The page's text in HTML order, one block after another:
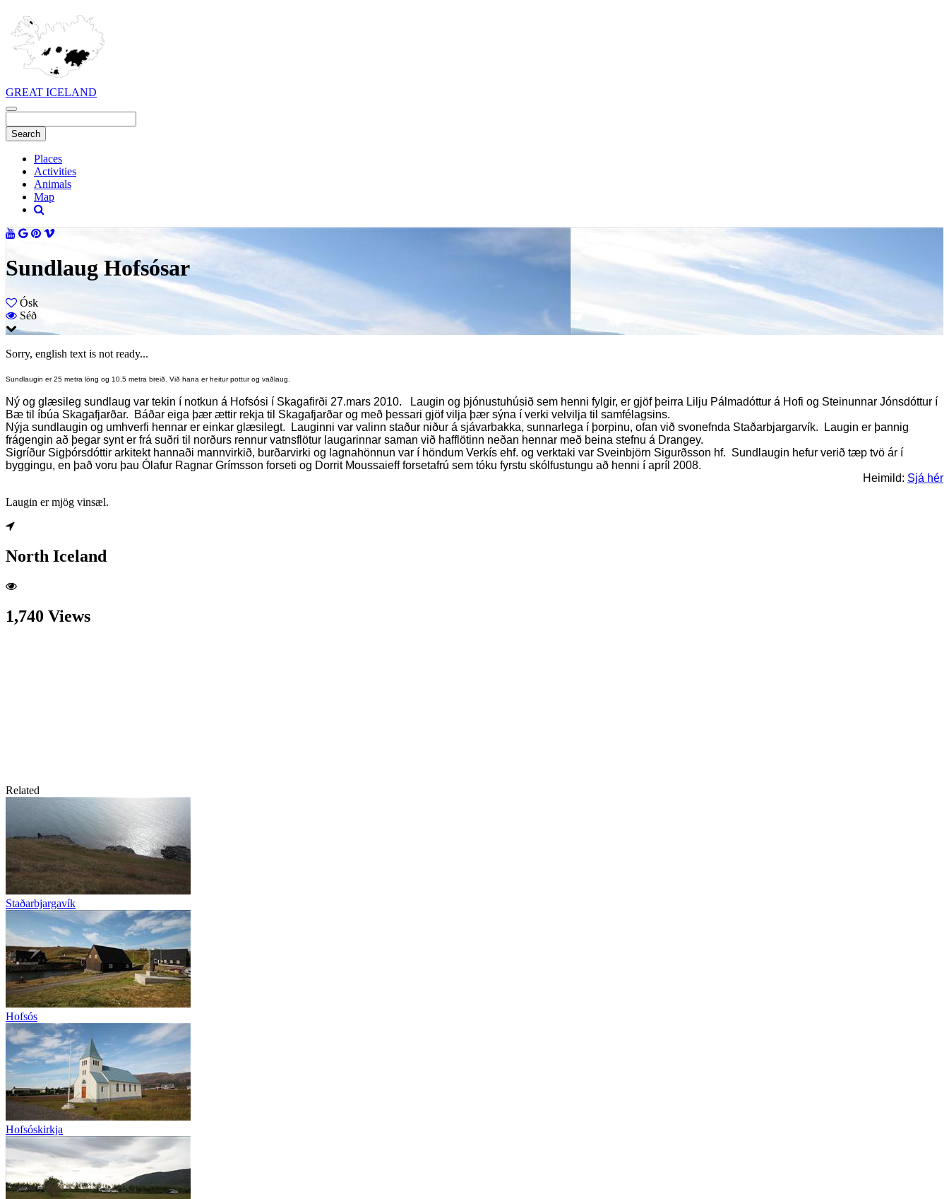
GREAT ICELAND
Places
Activities
Animals
Map
Sundlaug Hofsósar
Ósk
Séð
Sorry, english text is not ready...
Sundlaugin er 25 metra löng og 10,5 metra breið. Við hana er heitur pottur og vaðlaug.
Ný og glæsileg sundlaug var tekin í notkun á Hofsósi í Skagafirði 27.mars 2010. Laugin og þjónustuhúsið sem henni fylgir, er gjöf þeirra Lilju Pálmadóttur á Hofi og Steinunnar Jónsdóttur í
Bæ til íbúa Skagafjarðar. Báðar eiga þær ættir rekja til Skagafjarðar og með þessari gjöf vilja þær sýna í verki velvilja til samfélagsins.
Nýja sundlaugin og umhverfi hennar er einkar glæsilegt. Lauginni var valinn staður niður á sjávarbakka, sunnarlega í þorpinu, ofan við svonefnda Staðarbjargarvík. Laugin er þannig
frágengin að þegar synt er frá suðri til norðurs rennur vatnsflötur laugarinnar saman við hafflötinn neðan hennar með beina stefnu á Drangey.
Sigríður Sigþórsdóttir arkitekt hannaði mannvirkið, burðarvirki og lagnahönnun var í höndum Verkís ehf. og verktaki var Sveinbjörn Sigurðsson hf. Sundlaugin hefur verið tæp tvö ár í
byggingu, en það voru þau Ólafur Ragnar Grímsson forseti og Dorrit Moussaieff forsetafrú sem tóku fyrstu skólfustungu að henni í apríl 2008.
Heimild: Sjá hér
Laugin er mjög vinsæl.
North Iceland
1,740 Views
Related
Staðarbjargavík
Hofsós
Hofsóskirkja